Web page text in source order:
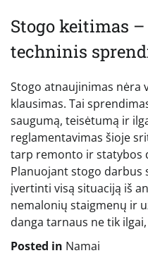
Stogo keitimas
techninis
Stogo atnaujinimas nėra
klausimas. Tai
saugumą, teisėtumą ir
reglamentavimas šioje
tarp remonto ir statybos
Planuojant stogo darbus
įvertinti visą situaciją iš
nemalonių staigmenų ir
danga tarnaus ne tik
Posted in Namai